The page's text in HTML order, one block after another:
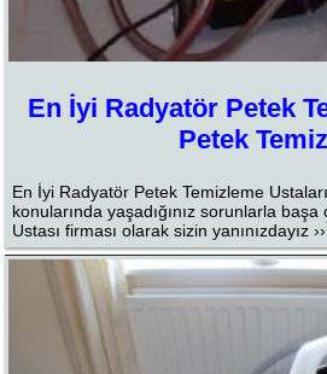
En İyi Radyatör Petek
Petek
En İyi Radyatör Petek Temizleme
konularında yaşadığınız sorunlarla başa
Ustası firması olarak sizin yanınızdayız